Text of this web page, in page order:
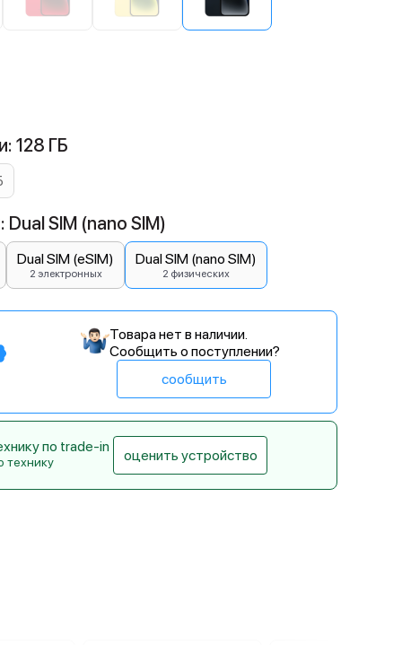
128 ГБ
SIM (nano SIM)
Dual SIM (eSIM)
2 электронных
Dual SIM (nano SIM)
2 физических
Товара нет в наличии.
Сообщить о поступлении?
сообщить
по trade-in
технику оценить устройство